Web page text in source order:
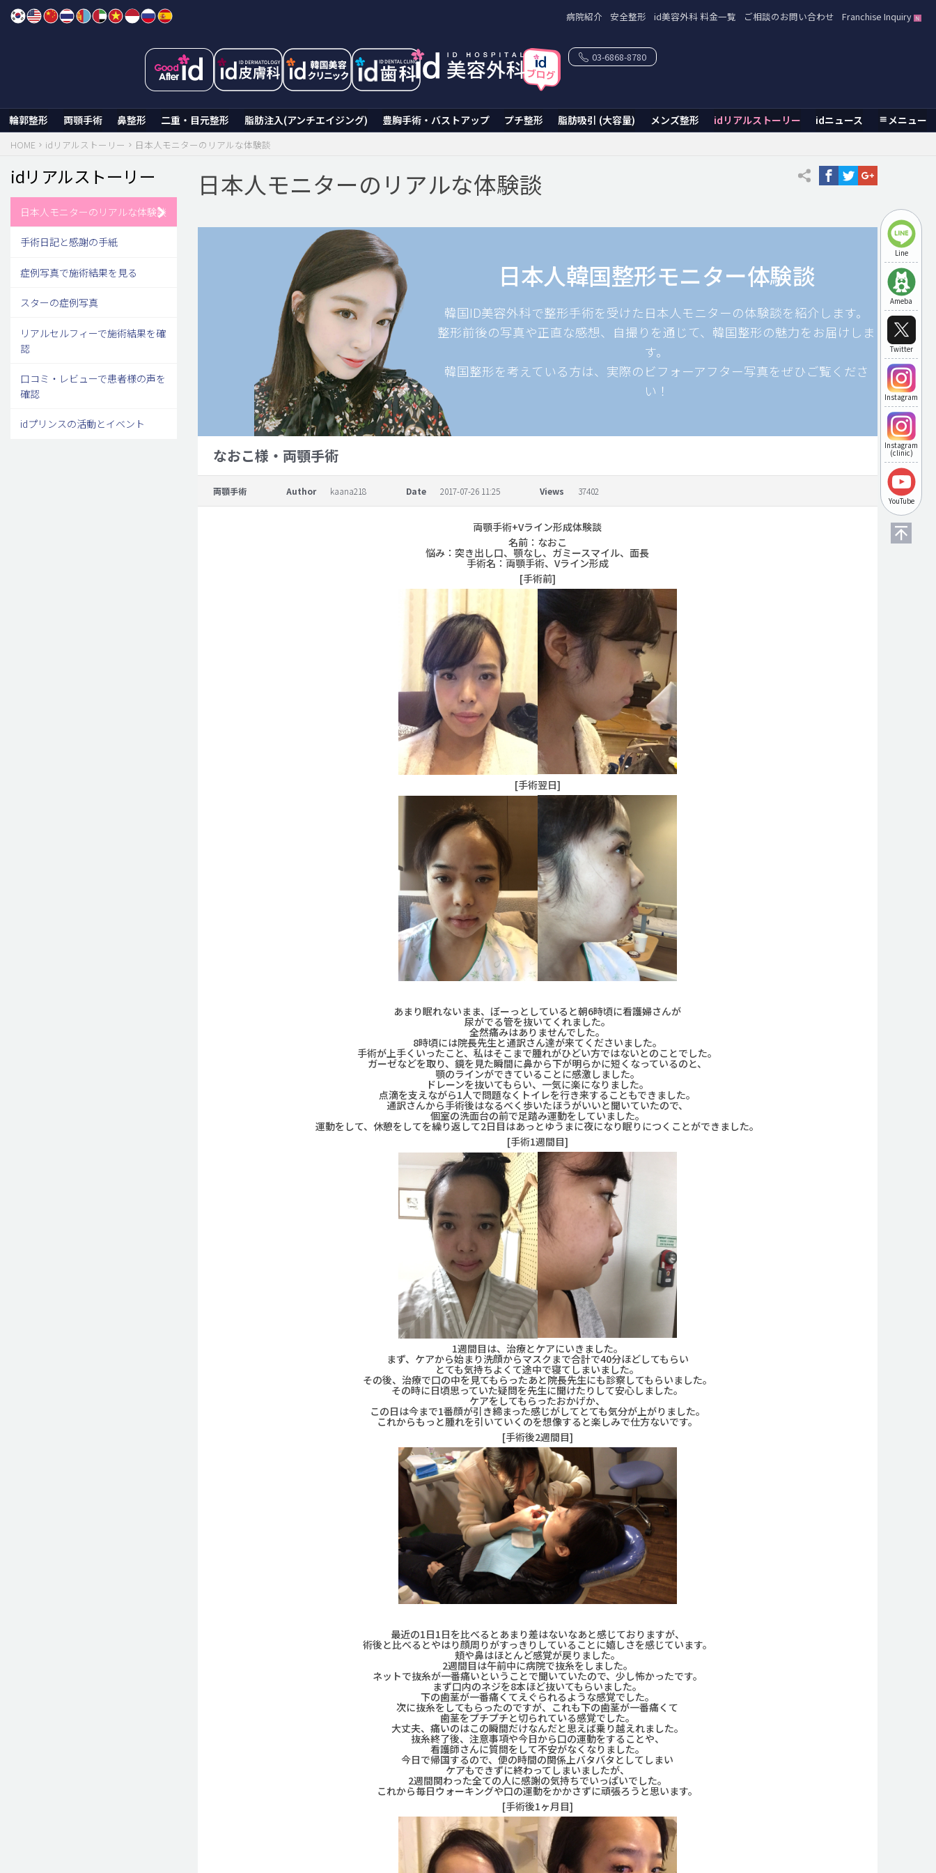
Skip
病院紹介 安全整形 id美容外科 料金一覧 ご相談のお問い合わせ Franchise Inquiry
輪郭整形 両顎手術 鼻整形 二重・目元整形 脂肪注入(アンチエイジング) 豊胸手術・バストアップ プチ整形 脂肪吸引 (大容量) メンズ整形 idリアルストーリー idニュース メニュー
03-6868-8780
Line
Ameba
Twitter
Instagram
Instagram
(clinic)
YouTube
HOME idリアルストーリー 日本人モニターのリアルな体験談
日本人モニターのリアルな体験談
日本人韓国整形モニター体験談
韓国ID美容外科で整形手術を受けた日本人モニターの体験談を紹介します。
整形前後の写真や正直な感想、自撮りを通じて、韓国整形の魅力をお届けしま
す。
韓国整形を考えている方は、実際のビフォーアフター写真をぜひご覧くださ
い！
なおこ様・両顎手術
両顎手術 Author kaana218 Date 2017-07-26 11:25 Views 37402
両顎手術+Vライン形成体験談
名前：なおこ
悩み：突き出し口、顎なし、ガミースマイル、面長
手術名：両顎手術、Vライン形成
[手術前]
[手術翌日]
あまり眠れないまま、ぼーっとしていると朝6時頃に看護婦さんが
尿がでる管を抜いてくれました。
全然痛みはありませんでした。
8時頃には院長先生と通訳さん達が来てくださいました。
手術が上手くいったこと、私はそこまで腫れがひどい方ではないとのことでした。
ガーゼなどを取り、鏡を見た瞬間に鼻から下が明らかに短くなっているのと、
顎のラインができていることに感激しました。
ドレーンを抜いてもらい、一気に楽になりました。
点滴を支えながら1人で問題なくトイレを行き来することもできました。
通訳さんから手術後はなるべく歩いたほうがいいと聞いていたので、
個室の洗面台の前で足踏み運動をしていました。
運動をして、休憩をしてを繰り返して2日目はあっとゆうまに夜になり眠りにつくことができました。
[手術1週間目]
1週間目は、治療とケアにいきました。
まず、ケアから始まり洗顔からマスクまで合計で40分ほどしてもらい
とても気持ちよくて途中で寝てしまいました。
その後、治療で口の中を見てもらったあと院長先生にも診察してもらいました。
その時に日頃思っていた疑問を先生に聞けたりして安心しました。
ケアをしてもらったおかげか、
この日は今まで1番顔が引き締まった感じがしてとても気分が上がりました。
これからもっと腫れを引いていくのを想像すると楽しみで仕方ないです。
[手術後2週間目]
最近の1日1日を比べるとあまり差はないなあと感じておりますが、
術後と比べるとやはり顔周りがすっきりしていることに嬉しさを感じています。
頬や鼻はほとんど感覚が戻りました。
2週間目は午前中に病院で抜糸をしました。
ネットで抜糸が一番痛いということで聞いていたので、少し怖かったです。
まず口内のネジを8本ほど抜いてもらいました。
下の歯茎が一番痛くてえぐられるような感覚でした。
次に抜糸をしてもらったのですが、これも下の歯茎が一番痛くて
歯茎をプチプチと切られている感覚でした。
大丈夫、痛いのはこの瞬間だけなんだと思えば乗り越えれました。
抜糸終了後、注意事項や今日から口の運動をすることや、
看護師さんに質問をして不安がなくなりました。
今日で帰国するので、便の時間の関係上バタバタとしてしまい
ケアもできずに終わってしまいましたが、
2週間関わった全ての人に感謝の気持ちでいっぱいでした。
これから毎日ウォーキングや口の運動をかかさずに頑張ろうと思います。
[手術後1ヶ月目]
idリアルストーリー
日本人モニターのリアルな体験談
手術日記と感謝の手紙
症例写真で施術結果を見る
スターの症例写真
リアルセルフィーで施術結果を確
認
口コミ・レビューで患者様の声を
確認
idプリンスの活動とイベント